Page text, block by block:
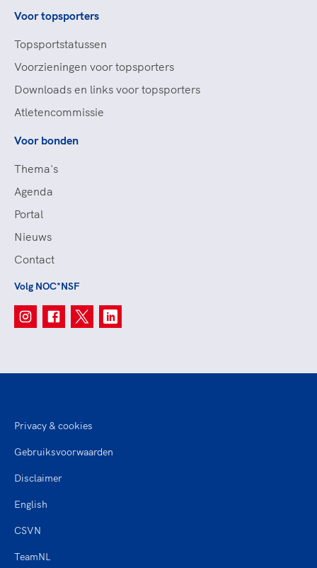
Voor topsporters
Topsportstatussen
Voorzieningen voor topsporters
Downloads en links voor topsporters
Atletencommissie
Voor bonden
Thema's
Agenda
Portal
Nieuws
Contact
Volg NOC*NSF
Privacy & cookies
Gebruiksvoorwaarden
Disclaimer
English
CSVN
TeamNL